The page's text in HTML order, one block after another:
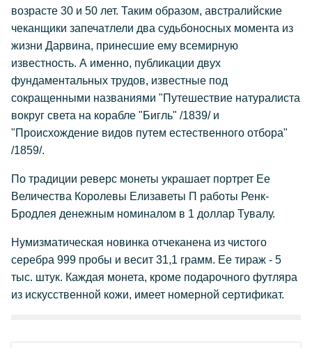
возрасте 30 и 50 лет. Таким образом, австралийские
чеканщики запечатлели два судьбоносных момента из
жизни Дарвина, принесшие ему всемирную
известность. А именно, публикации двух
фундаментальных трудов, известные под
сокращенными названиями "Путешествие натуралиста
вокруг света на корабле "Бигль" /1839/ и
"Происхождение видов путем естественного отбора"
/1859/.
По традиции реверс монеты украшает портрет Ее
Величества Королевы Елизаветы П работы Ренк-
Бродлея денежным номиналом в 1 доллар Тувалу.
Нумизматическая новинка отчеканена из чистого
серебра 999 пробы и весит 31,1 грамм. Ее тираж - 5
тыс. штук. Каждая монета, кроме подарочного футляра
из искусственной кожи, имеет номерной сертификат.